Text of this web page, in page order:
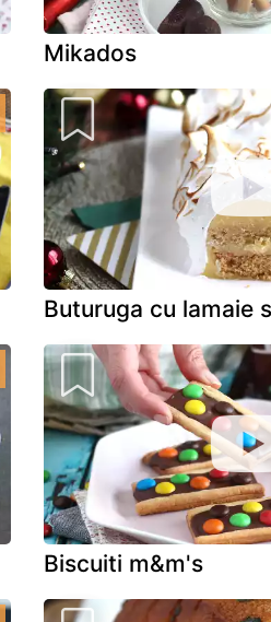
Mikados
Buturuga cu lamaie
Biscuiti m&m's